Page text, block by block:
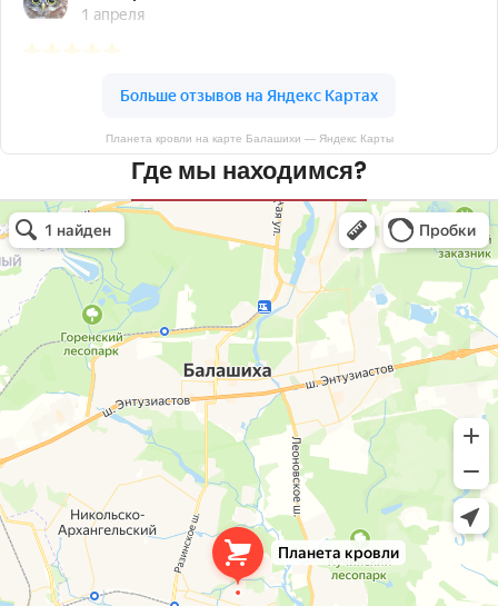
Планета кровли на карте Балашихи — Яндекс Карты
Где мы находимся?
Планета кровли
Кровля и кровельные материалы в Балашихе
Окна в Балашихе